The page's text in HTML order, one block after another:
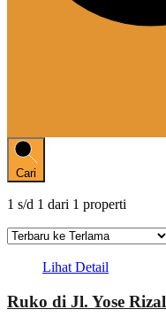
Cari
1 s/d 1 dari 1 properti
Lihat Detail
Ruko di Jl. Yose Rizal